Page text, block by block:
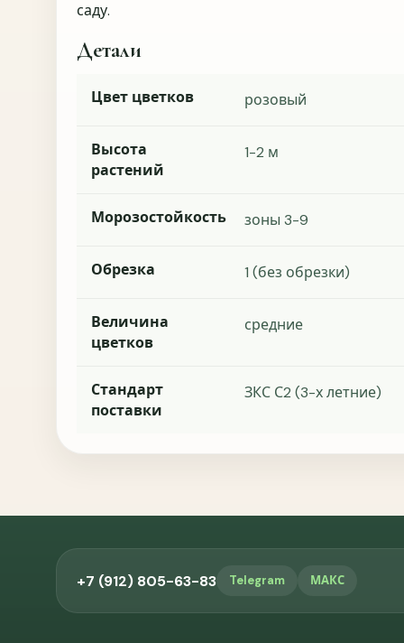
саду.
Детали
Цвет цветков розовый
Высота
растений
1-2 м
Морозостойкость зоны 3-9
Обрезка 1 (без обрезки)
Величина
цветков
средние
Стандарт
поставки
ЗКС С2 (3-х летние)
+7 (912) 805-63-83 Telegram МАКС